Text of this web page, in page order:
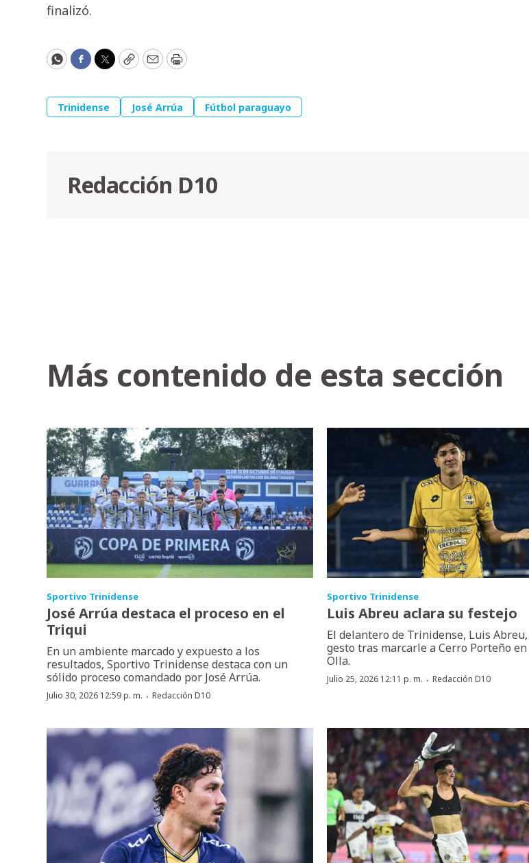
finalizó.
WhatsApp
Facebook
Twitter
CopyEmailPrint
Trinidense José Arrúa Fútbol paraguayo
Redacción D10
Más contenido de esta sección
Sportivo Trinidense
José Arrúa destaca el proceso en el
Triqui
En un ambiente marcado y expuesto a los
resultados, Sportivo Trinidense destaca con un
sólido proceso comandado por José Arrúa.
Julio 30, 2026 12:59 p. m. · Redacción D10
Sportivo Trinidense
Luis Abreu aclara su festejo
El delantero de Trinidense, Luis
gesto tras marcarle a Cerro Porteño
Olla.
Julio 25, 2026 12:11 p. m. ·Redacción D10